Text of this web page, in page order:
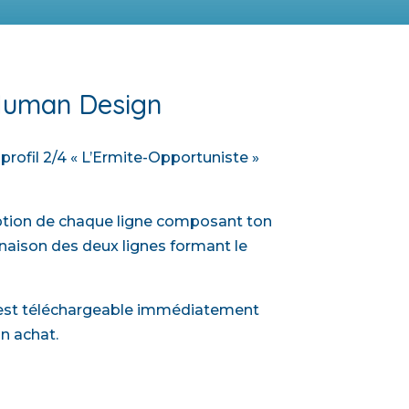
Design
2/4 « L’Ermite-Opportuniste »
de chaque ligne composant ton
des deux lignes formant le
téléchargeable immédiatement
achat.